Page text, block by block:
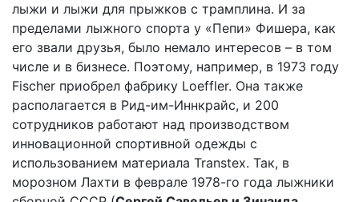
лыжи и лыжи для прыжков с трамплина. И за
пределами лыжного спорта у «Пепи» Фишера, как
его звали друзья, было немало интересов – в том
числе и в бизнесе. Поэтому, например, в 1973 году
Fischer приобрел фабрику Loeffler. Она также
располагается в Рид-им-Иннкрайс, и 200
сотрудников работают над производством
инновационной спортивной одежды с
использованием материала Transtex. Так, в
морозном Лахти в феврале 1978-го года лыжники